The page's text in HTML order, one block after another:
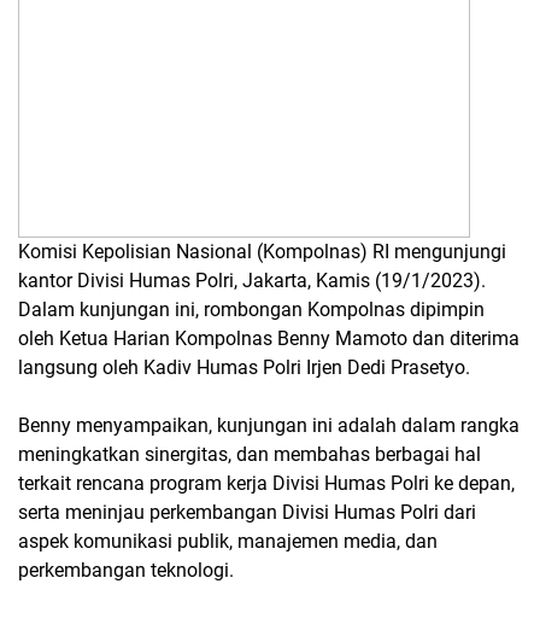
Komisi Kepolisian Nasional (Kompolnas) RI mengunjungi
kantor Divisi Humas Polri, Jakarta, Kamis (19/1/2023).
Dalam kunjungan ini, rombongan Kompolnas dipimpin
oleh Ketua Harian Kompolnas Benny Mamoto dan diterima
langsung oleh Kadiv Humas Polri Irjen Dedi Prasetyo.
Benny menyampaikan, kunjungan ini adalah dalam rangka
meningkatkan sinergitas, dan membahas berbagai hal
terkait rencana program kerja Divisi Humas Polri ke depan,
serta meninjau perkembangan Divisi Humas Polri dari
aspek komunikasi publik, manajemen media, dan
perkembangan teknologi.